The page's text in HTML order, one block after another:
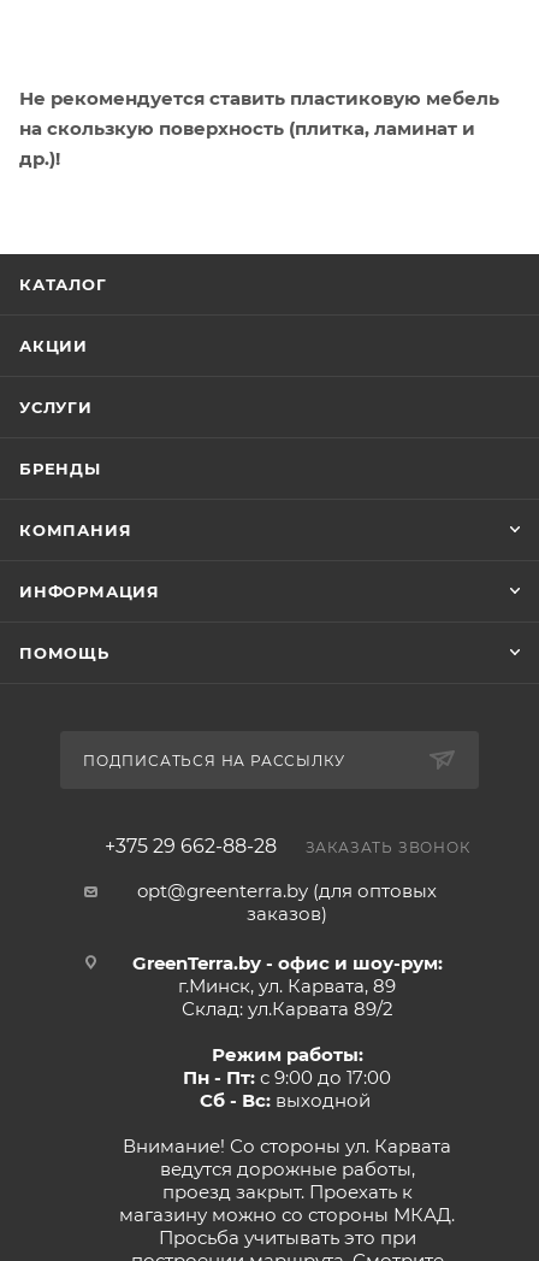
Не рекомендуется ставить пластиковую мебель
на скользкую поверхность (плитка, ламинат и
др.)!
КАТАЛОГ
АКЦИИ
УСЛУГИ
БРЕНДЫ
КОМПАНИЯ
ИНФОРМАЦИЯ
ПОМОЩЬ
ПОДПИСАТЬСЯ НА РАССЫЛКУ
+375 29 662-88-28 ЗАКАЗАТЬ ЗВОНОК
opt@greenterra.by (для оптовых
заказов)
GreenTerra.by - офис и шоу-рум:
г.Минск, ул. Карвата, 89
Склад: ул.Карвата 89/2
Режим работы:
Пн - Пт: с 9:00 до 17:00
Сб - Вс:выходной
Внимание! Со стороны ул. Карвата
ведутся дорожные работы,
проезд закрыт. Проехать к
магазину можно со стороны МКАД.
Просьба учитывать это при